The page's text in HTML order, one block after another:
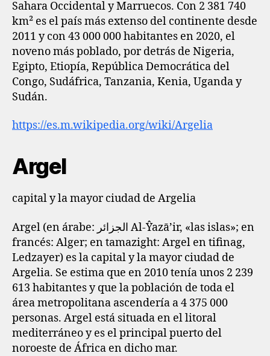
Sahara Occidental y Marruecos. Con 2 381 740
km² es el país más extenso del continente desde
2011 y con 43 000 000 habitantes en 2020, el
noveno más poblado, por detrás de Nigeria,
Egipto, Etiopía, República Democrática del
Congo, Sudáfrica, Tanzania, Kenia, Uganda y
Sudán.
https://es.m.wikipedia.org/wiki/Argelia
Argel
capital y la mayor ciudad de Argelia
Argel (en árabe: الجزائر‎ Al-Ŷazā’ir, «las islas»; en
francés: Alger; en tamazight: Argel en tifinag,
Ledzayer) es la capital y la mayor ciudad de
Argelia. Se estima que en 2010 tenía unos 2 239
613 habitantes​ y que la población de toda el
área metropolitana ascendería a 4 375 000
personas. Argel está situada en el litoral
mediterráneo y es el principal puerto del
noroeste de África en dicho mar.